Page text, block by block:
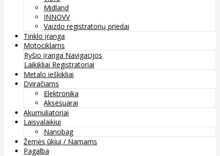
Midland
INNOVV
Vaizdo registratorių priedai
Tinklo įranga
Motociklams
Ryšio įranga Navigacijos
Laikikliai Registratoriai
Metalo ieškikliai
Dviračiams
Elektronika
Aksesuarai
Akumuliatoriai
Laisvalaikiui
Nanobag
Žemės ūkiui / Namams
Pagalba